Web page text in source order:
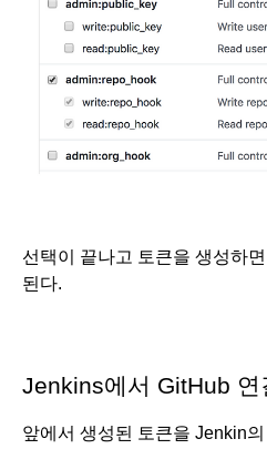
선택이 끝나고 토큰을 생성하
된다.
Jenkins에서 GitHub 연
앞에서 생성된 토큰을 Jenkin